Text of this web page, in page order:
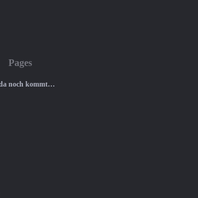
Pages
noch kommt…